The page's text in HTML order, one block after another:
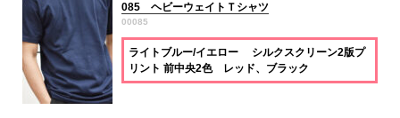
085 ヘビーウェイトＴシャツ
00085
ライトブルー/イエロー シルクスクリーン2版プ
リント 前中央2色 レッド、ブラック